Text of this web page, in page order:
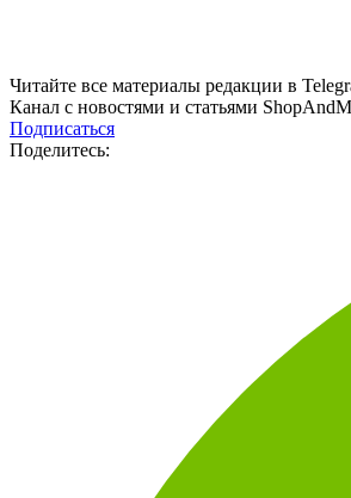
Канал с новостями и статьями
Подписаться
Поделитесь: